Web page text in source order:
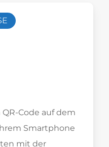
Code auf dem
Smartphone
mit der